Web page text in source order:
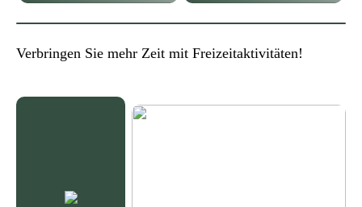
Verbringen Sie mehr Zeit mit Freizeitaktivitäten!